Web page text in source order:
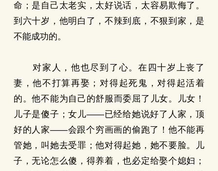
命；是自己太老实，太好说话，太容易欺侮了。
到六十岁，他明白了，不辣到底，不狠到家，是
不能成功的。
对家人，他也尽到了心。在四十岁上丧了
妻，他不打算再娶；对得起死鬼，对得起活着
的。他不能为自己的舒服而委屈了儿女。儿女！
儿子是傻子；女儿——已经给她说好了人家，顶
好的人家——会跟个穷画画的偷跑了！他不能再
管她，叫她去受罪；他对得起她，她不要脸。儿
子，无论怎么傻，得养着，也必定给娶个媳妇；